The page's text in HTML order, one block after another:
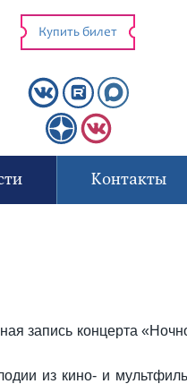
Купить билет
Контакты
запись концерта
из кино- и